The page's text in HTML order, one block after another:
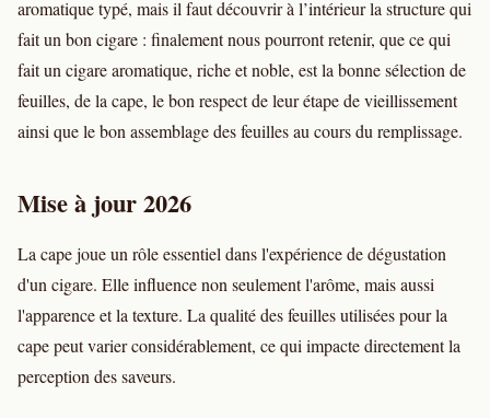
aromatique typé, mais il faut découvrir à l’intérieur la structure qui
fait un bon cigare : finalement nous pourront retenir, que ce qui
fait un cigare aromatique, riche et noble, est la bonne sélection de
feuilles, de la cape, le bon respect de leur étape de vieillissement
ainsi que le bon assemblage des feuilles au cours du remplissage.
Mise à jour 2026
La cape joue un rôle essentiel dans l'expérience de dégustation
d'un cigare. Elle influence non seulement l'arôme, mais aussi
l'apparence et la texture. La qualité des feuilles utilisées pour la
cape peut varier considérablement, ce qui impacte directement la
perception des saveurs.